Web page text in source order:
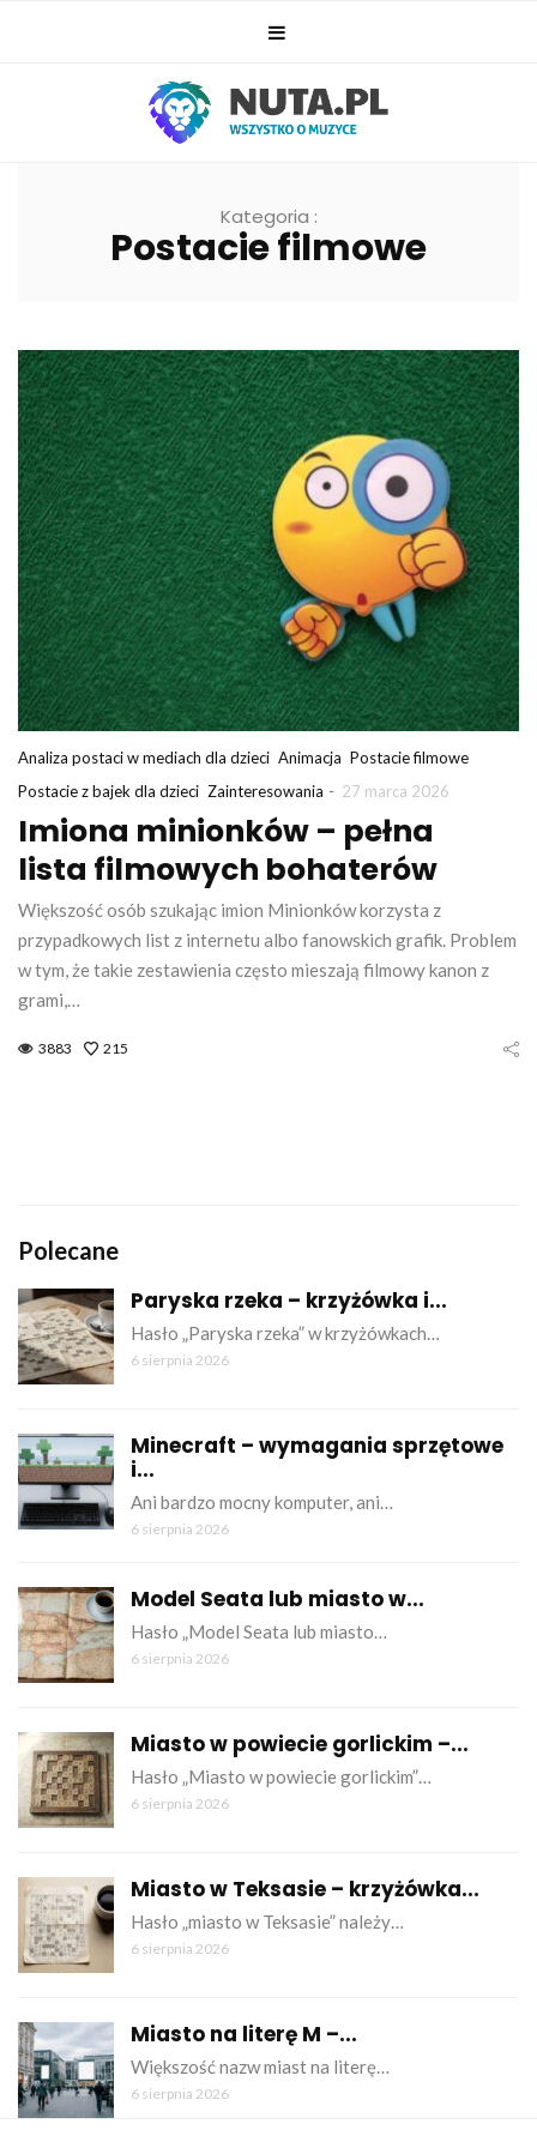
Kategoria :
Postacie filmowe
Analiza postaci w mediach dla dzieci Animacja Postacie filmowe
Postacie z bajek dla dzieci Zainteresowania - 27 marca 2026
Imiona minionków – pełna
lista filmowych bohaterów
Większość osób szukając imion Minionków korzysta z
przypadkowych list z internetu albo fanowskich grafik. Problem
w tym, że takie zestawienia często mieszają filmowy kanon z
grami,…
3883 215
Polecane
Paryska rzeka – krzyżówka i...
Hasło „Paryska rzeka” w krzyżówkach…
6 sierpnia 2026
Minecraft – wymagania sprzętowe
i...
Ani bardzo mocny komputer, ani…
6 sierpnia 2026
Model Seata lub miasto w...
Hasło „Model Seata lub miasto…
6 sierpnia 2026
Miasto w powiecie gorlickim –...
Hasło „Miasto w powiecie gorlickim”…
6 sierpnia 2026
Miasto w Teksasie – krzyżówka...
Hasło „miasto w Teksasie” należy…
6 sierpnia 2026
Miasto na literę M –...
Większość nazw miast na literę…
6 sierpnia 2026